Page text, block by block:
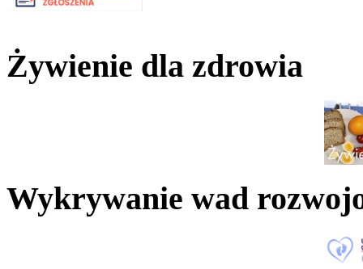
Żywienie dla zdrowia
Wykrywanie wad